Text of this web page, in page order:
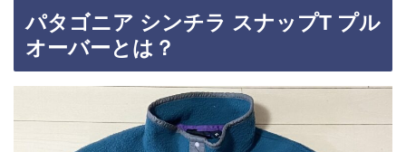
パタゴニア シンチラ スナップT プル
オーバーとは？